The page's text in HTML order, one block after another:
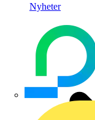
Nyheter